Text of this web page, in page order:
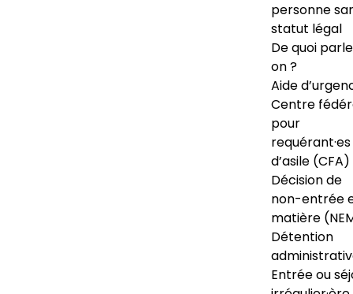
personne
statut légal
De quoi
on ?
Aide
Centre
pour
requérant·es
d’asile (CFA)
Décision de
non-entrée
matière
Détention
Entrée ou